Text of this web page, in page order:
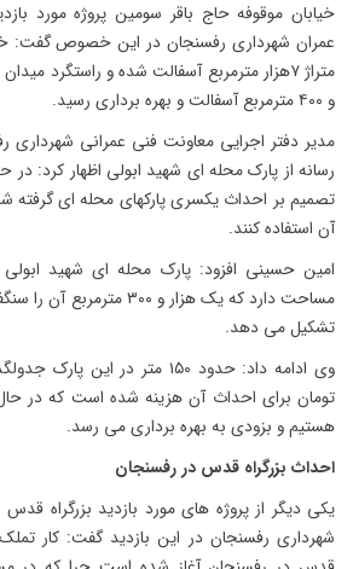
خیابان موقوفه حاج باقر سومین پروژه مورد
عمران شهرداری رفسنجان در این خصوص گفت:
متراژ ۷هزار مترمربع آسفالت شده و راستگرد
و ۴۰۰ مترمربع آسفالت و بهره برداری رسید.
مدیر دفتر اجرایی معاونت فنی عمرانی شهرداری
رسانه از پارک محله ای شهید ابولی اظهار کرد: در
تصمیم بر احداث یکسری پارکهای محله ای گرفته
آن استفاده کنند.
مساحت دارد که یک هزار و
تشکیل می دهد.
تومان برای احداث آن هزینه شده است که در
هستیم و بزودی به بهره برداری می رسد.
احداث بزرگراه قدس در رفسنجان
یکی دیگر از پروژه های مورد بازدید بزرگراه
شهرداری رفسنجان در این بازدید گفت: کار تملک